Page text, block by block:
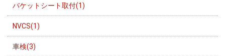
バケットシート取付(1)
NVCS(1)
車検(3)